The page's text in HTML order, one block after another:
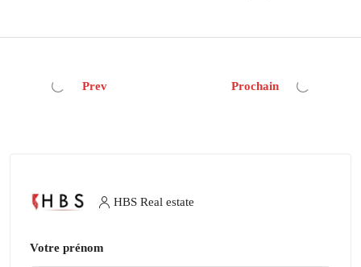
Prev Prochain
HBS Real estate
Votre prénom